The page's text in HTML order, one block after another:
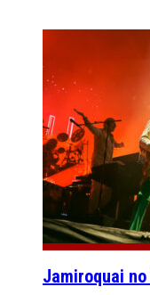
Jamiroquai